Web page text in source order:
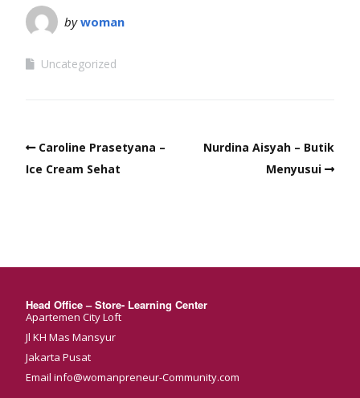
bywoman
Uncategorized
Caroline Prasetyana –
Ice Cream Sehat
Nurdina Aisyah – Butik
Menyusui
Head Office – Store- Learning Center
Apartemen City Loft
Jl KH Mas Mansyur
Jakarta Pusat
Email info@womanpreneur-Community.com